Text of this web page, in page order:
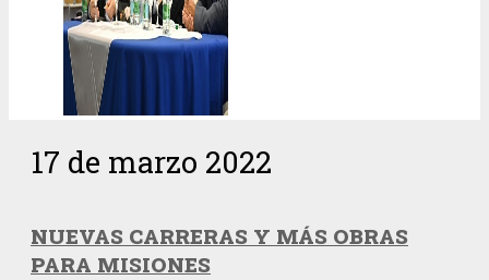
17 de marzo 2022
NUEVAS CARRERAS Y MÁS OBRAS
PARA MISIONES